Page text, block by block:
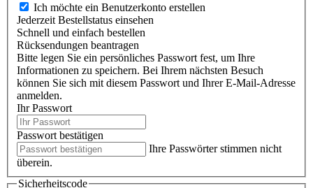
Ich möchte ein Benutzerkonto erstellen
Jederzeit Bestellstatus einsehen
Schnell und einfach bestellen
Rücksendungen beantragen
Bitte legen Sie ein persönliches Passwort fest, um Ihre
Informationen zu speichern. Bei Ihrem nächsten Besuch
können Sie sich mit diesem Passwort und Ihrer E-Mail-Adresse
anmelden.
Ihr Passwort
Passwort bestätigen
Ihre Passwörter stimmen nicht
überein.
Sicherheitscode